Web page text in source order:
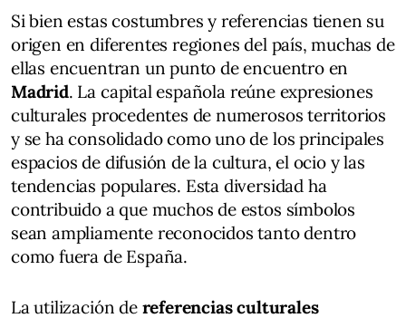
Si bien estas costumbres y referencias tienen su
origen en diferentes regiones del país, muchas de
ellas encuentran un punto de encuentro en
Madrid. La capital española reúne expresiones
culturales procedentes de numerosos territorios
y se ha consolidado como uno de los principales
espacios de difusión de la cultura, el ocio y las
tendencias populares. Esta diversidad ha
contribuido a que muchos de estos símbolos
sean ampliamente reconocidos tanto dentro
como fuera de España.
La utilización de referencias culturales